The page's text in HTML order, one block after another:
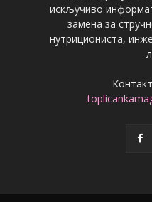
искључиво
замена за
нутрициониста,